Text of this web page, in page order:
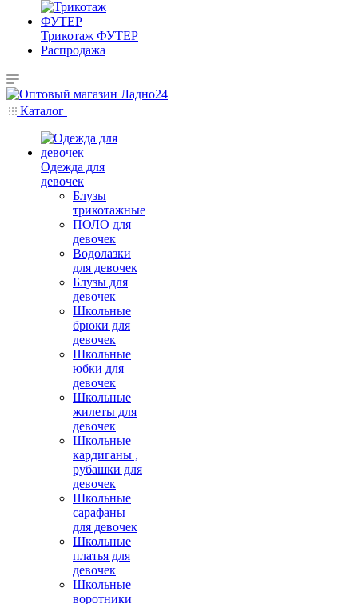
Трикотаж ФУТЕР
Распродажа
Каталог
Одежда для
девочек
Блузы
трикотажные
ПОЛО для
девочек
Водолазки
для девочек
Блузы для
девочек
Школьные
брюки для
девочек
Школьные
юбки для
девочек
Школьные
жилеты для
девочек
Школьные
кардиганы ,
рубашки для
девочек
Школьные
сарафаны
для девочек
Школьные
платья для
девочек
Школьные
воротники